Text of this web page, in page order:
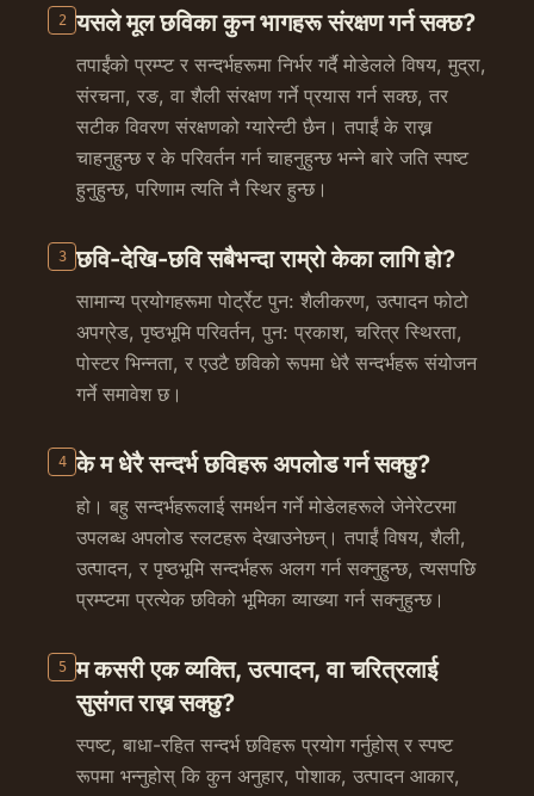
2 यसले मूल छविका कुन भागहरू संरक्षण गर्न सक्छ?
तपाईंको प्रम्प्ट र सन्दर्भहरूमा निर्भर गर्दै मोडेलले विषय, मुद्रा,
संरचना, रङ, वा शैली संरक्षण गर्ने प्रयास गर्न सक्छ, तर
सटीक विवरण संरक्षणको ग्यारेन्टी छैन। तपाईं के राख्न
चाहनुहुन्छ र के परिवर्तन गर्न चाहनुहुन्छ भन्ने बारे जति स्पष्ट
हुनुहुन्छ, परिणाम त्यति नै स्थिर हुन्छ।
3 छवि-देखि-छवि सबैभन्दा राम्रो केका लागि हो?
सामान्य प्रयोगहरूमा पोर्ट्रेट पुन: शैलीकरण, उत्पादन फोटो
अपग्रेड, पृष्ठभूमि परिवर्तन, पुन: प्रकाश, चरित्र स्थिरता,
पोस्टर भिन्नता, र एउटै छविको रूपमा धेरै सन्दर्भहरू संयोजन
गर्ने समावेश छ।
4 के म धेरै सन्दर्भ छविहरू अपलोड गर्न सक्छु?
हो। बहु सन्दर्भहरूलाई समर्थन गर्ने मोडेलहरूले जेनेरेटरमा
उपलब्ध अपलोड स्लटहरू देखाउनेछन्। तपाईं विषय, शैली,
उत्पादन, र पृष्ठभूमि सन्दर्भहरू अलग गर्न सक्नुहुन्छ, त्यसपछि
प्रम्प्टमा प्रत्येक छविको भूमिका व्याख्या गर्न सक्नुहुन्छ।
5
म कसरी एक व्यक्ति, उत्पादन, वा चरित्रलाई
सुसंगत राख्न सक्छु?
स्पष्ट, बाधा-रहित सन्दर्भ छविहरू प्रयोग गर्नुहोस् र स्पष्ट
रूपमा भन्नुहोस् कि कुन अनुहार, पोशाक, उत्पादन आकार,